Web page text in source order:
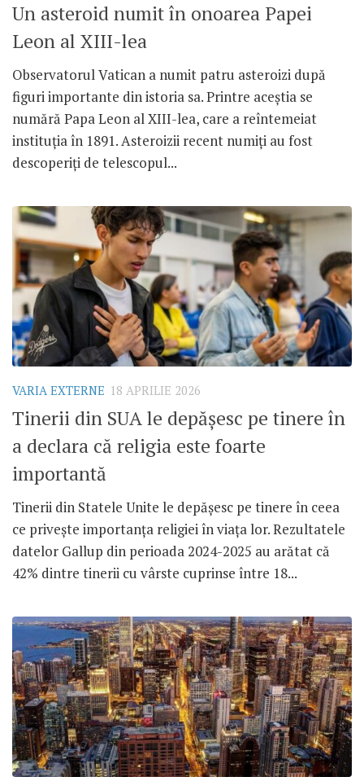
Un asteroid numit în onoarea Papei
Leon al XIII-lea
Observatorul Vatican a numit patru asteroizi după
figuri importante din istoria sa. Printre aceștia se
numără Papa Leon al XIII-lea, care a reîntemeiat
instituția în 1891. Asteroizii recent numiți au fost
descoperiți de telescopul...
VARIA EXTERNE 18 APRILIE 2026
Tinerii din SUA le depășesc pe tinere în
a declara că religia este foarte
importantă
Tinerii din Statele Unite le depășesc pe tinere în ceea
ce privește importanța religiei în viața lor. Rezultatele
datelor Gallup din perioada 2024-2025 au arătat că
42% dintre tinerii cu vârste cuprinse între 18...